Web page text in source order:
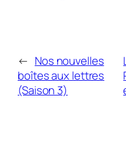
← Nos nouvelles
boîtes aux lettres
(Saison 3)